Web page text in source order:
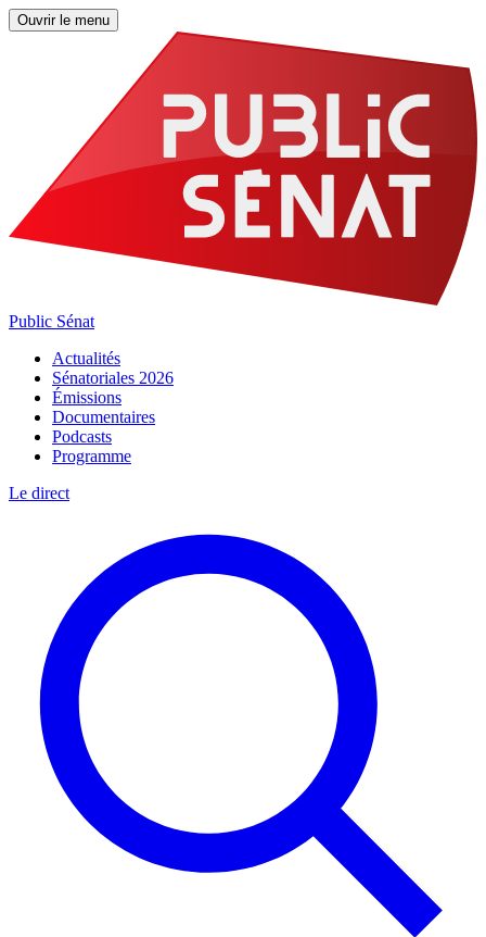
Ouvrir le menu
Public Sénat
Actualités
Sénatoriales 2026
Émissions
Documentaires
Podcasts
Programme
Le direct